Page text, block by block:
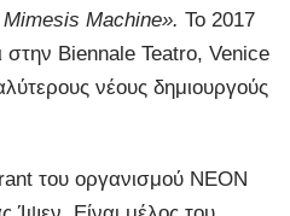
Machine». Το 2017
στην Biennale Teatro, Venice
νέους δημιουργούς
του οργανισμού ΝΕΟΝ